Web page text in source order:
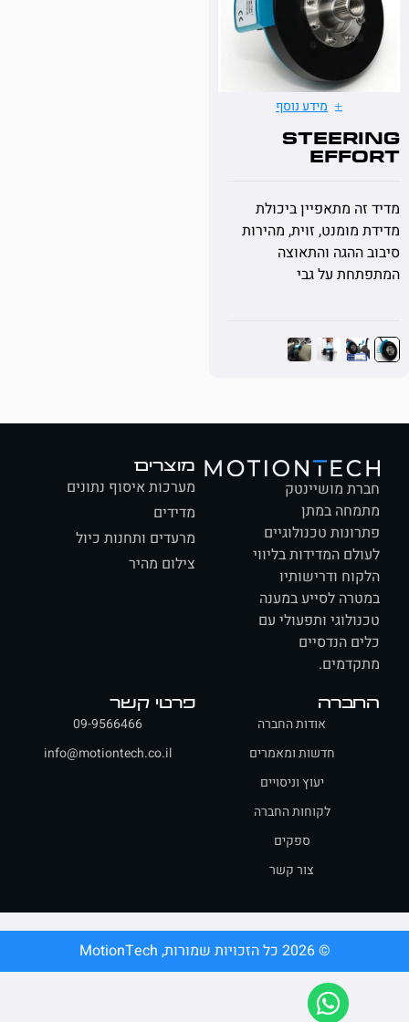
מידע נוסף
מתאפיין ביכולת
זוית, מהירות
והתאוצה
על גבי
מושיינטק
במתן
טכנולוגיים
המדידות בליווי
ודרישותיו
לסייע במענה
ותפעולי עם
הנדסיים
מוצרים
מערכות איסוף נתונים
מרעדים ותחנות כיול
צילום מהיר
אודות החברה
חדשות ומאמרים
יעוץ וניסויים
לקוחות החברה
פרטי קשר
09-9566466
info@motiontech.co.il